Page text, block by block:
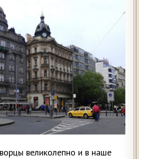
великолепно и в наше